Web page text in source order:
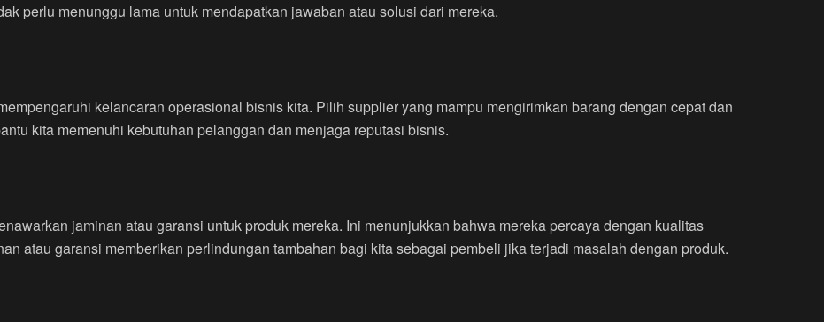
perlu menunggu lama untuk mendapatkan jawaban atau solusi dari mereka.
kelancaran operasional bisnis kita. Pilih supplier yang mampu mengirimkan barang dengan cepat dan
kita memenuhi kebutuhan pelanggan dan menjaga reputasi bisnis.
jaminan atau garansi untuk produk mereka. Ini menunjukkan bahwa mereka percaya dengan kualitas
atau garansi memberikan perlindungan tambahan bagi kita sebagai pembeli jika terjadi masalah dengan produk.